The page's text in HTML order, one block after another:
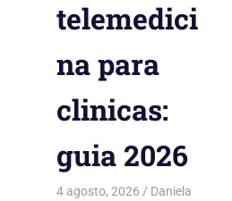
telemedici
na para
clinicas:
guia 2026
4 agosto, 2026
Daniela